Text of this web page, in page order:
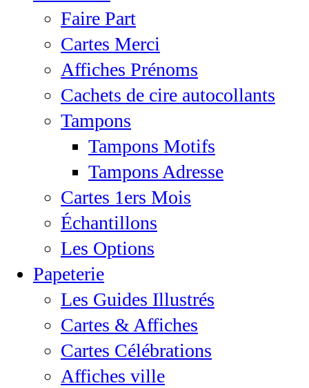
Faire Part
Cartes Merci
Affiches Prénoms
Cachets de cire autocollants
Tampons
Tampons Motifs
Tampons Adresse
Cartes 1ers Mois
Échantillons
Les Options
Papeterie
Les Guides Illustrés
Cartes & Affiches
Cartes Célébrations
Affiches ville